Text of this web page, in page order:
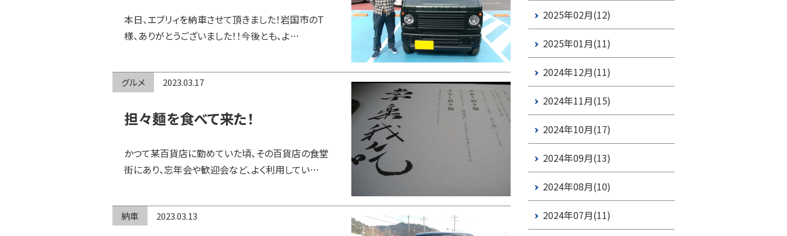
本日、エブリィを納車させて頂きました！岩国市のT
様、ありがとうございました！！今後とも、よ…
グルメ 2023.03.17
担々麺を食べて来た！
かつて某百貨店に勤めていた頃、その百貨店の食堂
街にあり、忘年会や歓迎会など、よく利用してい…
納車 2023.03.13
2025年02月(12)
2025年01月(11)
2024年12月(11)
2024年11月(15)
2024年10月(17)
2024年09月(13)
2024年08月(10)
2024年07月(11)